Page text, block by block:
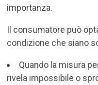
importanza.
Il consumatore può
condizione che siano
Quando la misura
rivela impossibile o